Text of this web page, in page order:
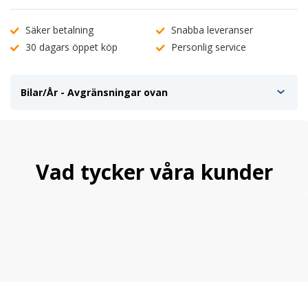
De flesta skydden går ner över kanten på stötfångaren och tar
Säker betalning
Snabba leveranser
30 dagars öppet köp
Personlig service
Bilar/År - Avgränsningar ovan
Vad tycker våra kunder